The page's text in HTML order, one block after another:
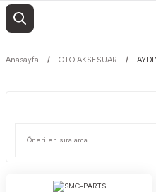
Anasayfa OTO AKSESUAR